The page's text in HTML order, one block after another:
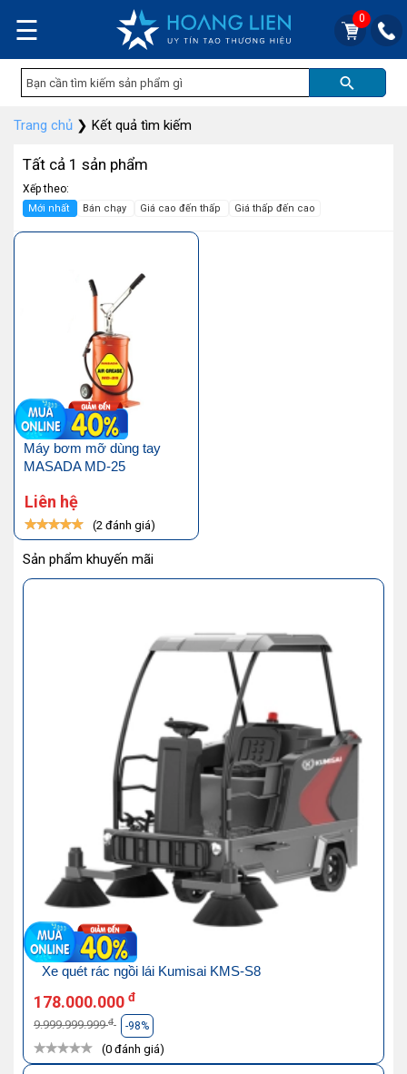
☰ 0
Trang chủ ❯ Kết quả tìm kiếm
Tất cả 1 sản phẩm
Xếp theo:
Mới nhất Bán chạy Giá cao đến thấp Giá thấp đến cao
Máy bơm mỡ dùng tay
MASADA MD-25
Liên hệ
(2 đánh giá)
Sản phẩm khuyến mãi
Xe quét rác ngồi lái Kumisai KMS-S8
178.000.000 đ
9.999.999.999đ -98%
(0 đánh giá)